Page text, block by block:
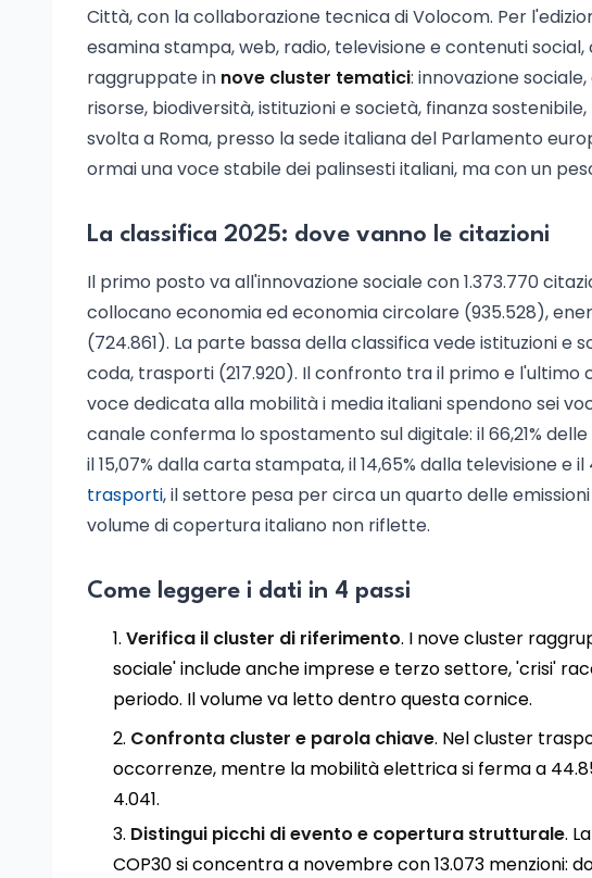
Città, con la collaborazione tecnica di Volocom. Per
esamina stampa, web, radio, televisione e contenuti
raggruppate in nove cluster tematici: innovazione
risorse, biodiversità, istituzioni e società, finanza
svolta a Roma, presso la sede italiana del Parlamento
ormai una voce stabile dei palinsesti italiani, ma con un
La classifica 2025: dove vanno le citazioni
Il primo posto va all'innovazione sociale con 1.373.770
collocano economia ed economia circolare (935.528),
(724.861). La parte bassa della classifica vede istituzioni e
coda, trasporti (217.920). Il confronto tra il primo e
voce dedicata alla mobilità i media italiani spendono sei
canale conferma lo spostamento sul digitale: il 66,21%
il 15,07% dalla carta stampata, il 14,65% dalla televisione e
trasporti, il settore pesa per circa un quarto delle
volume di copertura italiano non riflette.
Come leggere i dati in 4 passi
Verifica il cluster di riferimento. I nove cluster
sociale' include anche imprese e terzo settore, 'crisi'
periodo. Il volume va letto dentro questa cornice.
Confronta cluster e parola chiave. Nel cluster
occorrenze, mentre la mobilità elettrica si ferma a
4.041.
Distingui picchi di evento e copertura strutturale.
COP30 si concentra a novembre con 13.073 menzioni: